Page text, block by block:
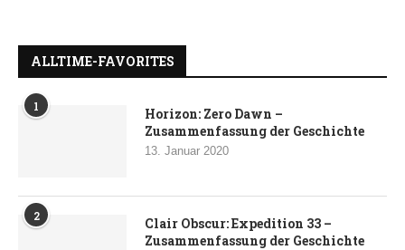
ALLTIME-FAVORITES
1
Horizon: Zero Dawn –
Zusammenfassung der Geschichte
13. Januar 2020
2
Clair Obscur: Expedition 33 –
Zusammenfassung der Geschichte